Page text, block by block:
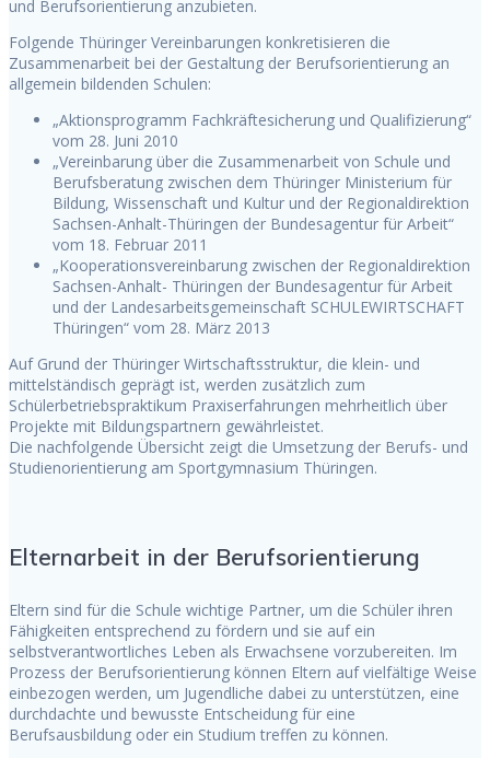
und Berufsorientierung anzubieten.
Folgende Thüringer Vereinbarungen konkretisieren die
Zusammenarbeit bei der Gestaltung der Berufsorientierung an
allgemein bildenden Schulen:
„Aktionsprogramm Fachkräftesicherung und Qualifizierung“
vom 28. Juni 2010
„Vereinbarung über die Zusammenarbeit von Schule und
Berufsberatung zwischen dem Thüringer Ministerium für
Bildung, Wissenschaft und Kultur und der Regionaldirektion
Sachsen-Anhalt-Thüringen der Bundesagentur für Arbeit“
vom 18. Februar 2011
„Kooperationsvereinbarung zwischen der Regionaldirektion
Sachsen-Anhalt- Thüringen der Bundesagentur für Arbeit
und der Landesarbeitsgemeinschaft SCHULEWIRTSCHAFT
Thüringen“ vom 28. März 2013
Auf Grund der Thüringer Wirtschaftsstruktur, die klein- und
mittelständisch geprägt ist, werden zusätzlich zum
Schülerbetriebspraktikum Praxiserfahrungen mehrheitlich über
Projekte mit Bildungspartnern gewährleistet.
Die nachfolgende Übersicht zeigt die Umsetzung der Berufs- und
Studienorientierung am Sportgymnasium Thüringen.
Elternarbeit in der Berufsorientierung
Eltern sind für die Schule wichtige Partner, um die Schüler ihren
Fähigkeiten entsprechend zu fördern und sie auf ein
selbstverantwortliches Leben als Erwachsene vorzubereiten. Im
Prozess der Berufsorientierung können Eltern auf vielfältige Weise
einbezogen werden, um Jugendliche dabei zu unterstützen, eine
durchdachte und bewusste Entscheidung für eine
Berufsausbildung oder ein Studium treffen zu können.